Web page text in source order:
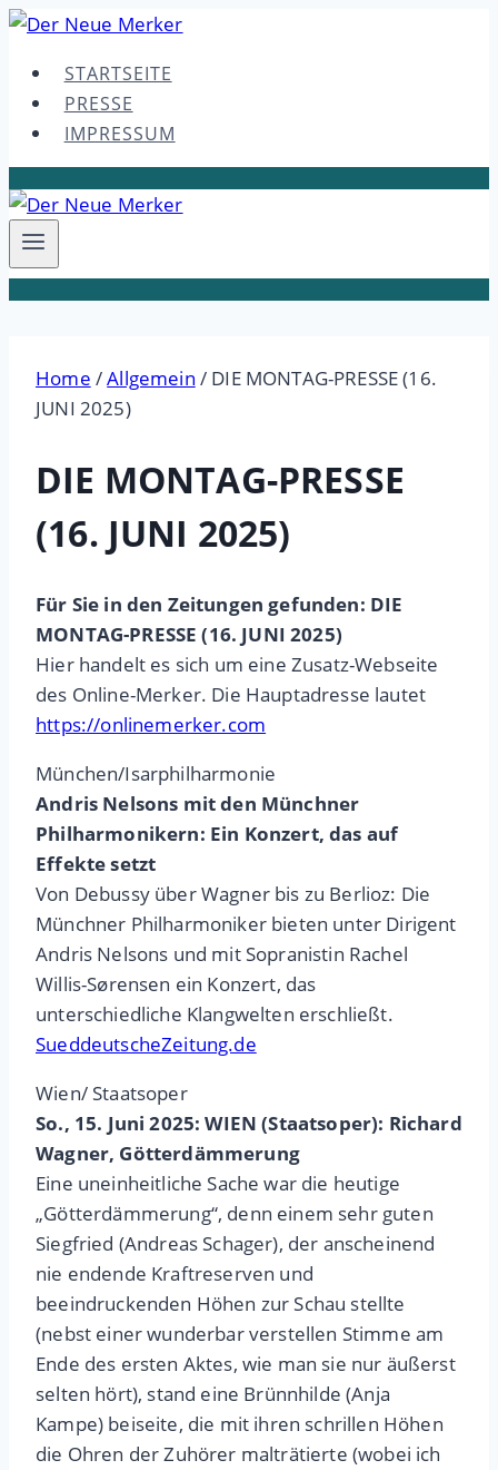
Skip
contentSTARTSEITE
PRESSE
IMPRESSUM
Home /Allgemein / DIE MONTAG-PRESSE (16.
JUNI 2025)
DIE MONTAG-PRESSE
(16. JUNI 2025)
Für Sie in den Zeitungen gefunden: DIE
MONTAG-PRESSE (16. JUNI 2025)
Hier handelt es sich um eine Zusatz-Webseite
des Online-Merker. Die Hauptadresse lautet
https://onlinemerker.com
München/Isarphilharmonie
Andris Nelsons mit den Münchner
Philharmonikern: Ein Konzert, das auf
Effekte setzt
Von Debussy über Wagner bis zu Berlioz: Die
Münchner Philharmoniker bieten unter Dirigent
Andris Nelsons und mit Sopranistin Rachel
Willis-Sørensen ein Konzert, das
unterschiedliche Klangwelten erschließt.
SueddeutscheZeitung.de
Wien/ Staatsoper
So., 15. Juni 2025: WIEN (Staatsoper): Richard
Wagner, Götterdämmerung
Eine uneinheitliche Sache war die heutige
„Götterdämmerung“, denn einem sehr guten
Siegfried (Andreas Schager), der anscheinend
nie endende Kraftreserven und
beeindruckenden Höhen zur Schau stellte
(nebst einer wunderbar verstellen Stimme am
Ende des ersten Aktes, wie man sie nur äußerst
selten hört), stand eine Brünnhilde (Anja
Kampe) beiseite, die mit ihren schrillen Höhen
die Ohren der Zuhörer malträtierte (wobei ich